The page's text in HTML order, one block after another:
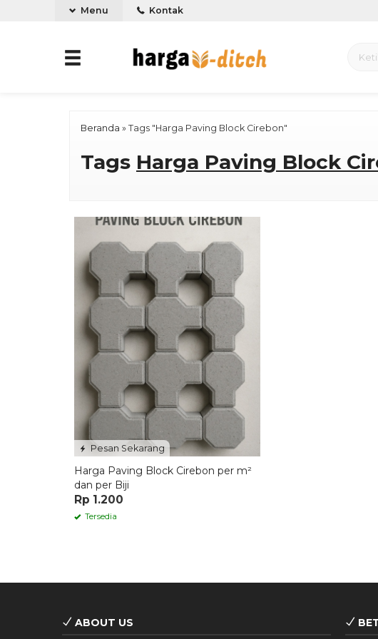
Menu Kontak
Beranda » Tags "Harga Paving Block Cirebon"
Tags Harga Paving Block
Pesan Sekarang
Harga Paving Block Cirebon per m²
dan per Biji
Rp 1.200
Tersedia
ABOUT US